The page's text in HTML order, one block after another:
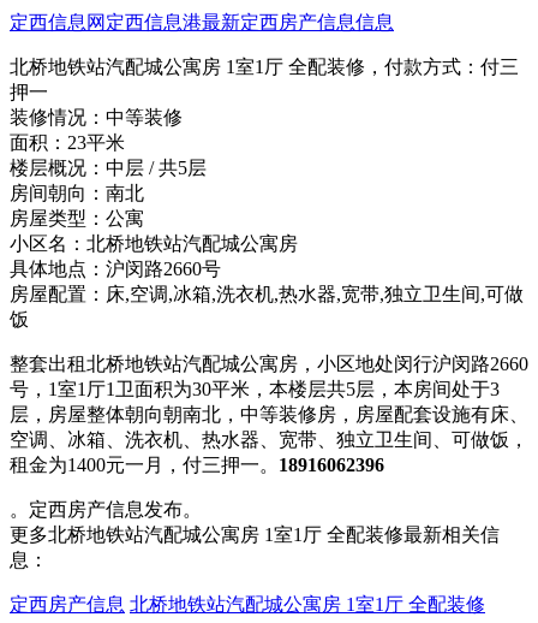
定西信息网 定西信息港最新定西房产信息信息
北桥地铁站汽配城公寓房 1室1厅 全配装修， 付款方式： 付三
押一
装修情况： 中等装修
面积： 23平米
楼层概况： 中层 / 共5层
房间朝向： 南北
房屋类型： 公寓
小区名： 北桥地铁站汽配城公寓房
具体地点： 沪闵路2660号
房屋配置： 床,空调,冰箱,洗衣机,热水器,宽带,独立卫生间,可做
饭
整套出租北桥地铁站汽配城公寓房，小区地处闵行沪闵路2660
号，1室1厅1卫面积为30平米，本楼层共5层，本房间处于3
层，房屋整体朝向朝南北，中等装修房，房屋配套设施有床、
空调、冰箱、洗衣机、热水器、宽带、独立卫生间、可做饭，
租金为1400元一月，付三押一。 18916062396
。定西房产信息发布。
更多北桥地铁站汽配城公寓房 1室1厅 全配装修最新相关信
息：
定西房产信息 北桥地铁站汽配城公寓房 1室1厅 全配装修